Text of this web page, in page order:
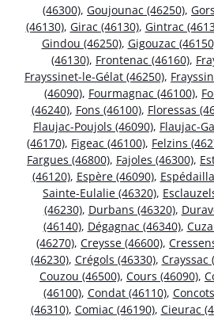
(46300), Goujounac (46250),
(46130), Girac (46130), Gintrac
Gindou (46250), Gigouzac
(46130), Frontenac (46160),
Frayssinet-le-Gélat (46250),
(46090), Fourmagnac (46100),
(46240), Fons (46100), Floressas
Flaujac-Poujols (46090), Flaujac-
(46170), Figeac (46100), Felzins
Fargues (46800), Fajoles (46300),
(46120), Espère (46090),
Sainte-Eulalie (46320),
(46230), Durbans (46320),
(46140), Dégagnac (46340),
(46270), Creysse (46600),
(46230), Crégols (46330), Crayssac
Couzou (46500), Cours (46090),
(46100), Condat (46110),
(46310), Comiac (46190), Cieurac